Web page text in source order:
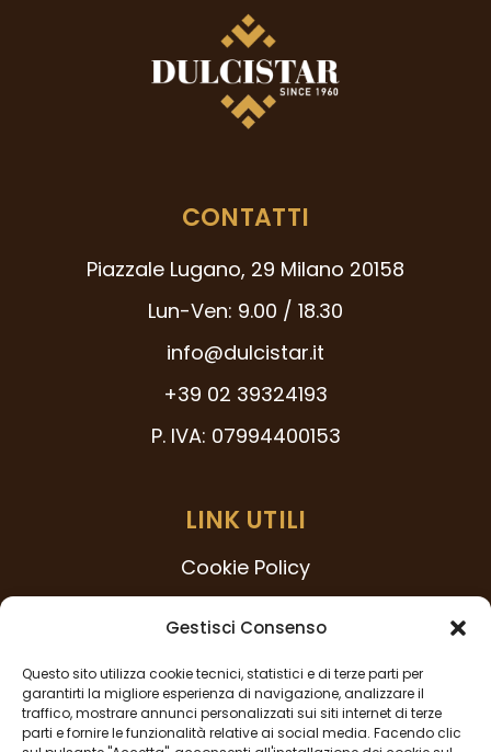
Gestisci Consenso
Questo sito utilizza cookie tecnici, statistici e di terze parti per
garantirti la migliore esperienza di navigazione, analizzare il
traffico, mostrare annunci personalizzati sui siti internet di terze
parti e fornire le funzionalità relative ai social media. Facendo clic
CONTATTI
Piazzale Lugano, 29 Milano 20158
Lun-Ven: 9.00 / 18.30
info@dulcistar.it
+39 02 39324193
P. IVA: 07994400153
LINK UTILI
Cookie Policy
Procedura Whistleblowing
Privacy Policy